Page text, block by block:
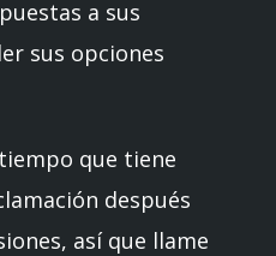
a sus
sus opciones
que tiene
después
así que llame